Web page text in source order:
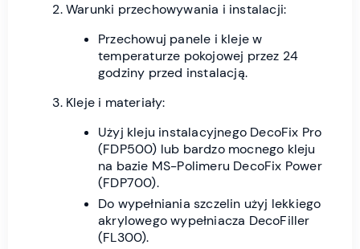
Warunki przechowywania i instalacji:
Przechowuj panele i kleje w
temperaturze pokojowej przez 24
godziny przed instalacją.
Kleje i materiały:
Użyj kleju instalacyjnego DecoFix Pro
(FDP500) lub bardzo mocnego kleju
na bazie MS-Polimeru DecoFix Power
(FDP700).
Do wypełniania szczelin użyj lekkiego
akrylowego wypełniacza DecoFiller
(FL300).